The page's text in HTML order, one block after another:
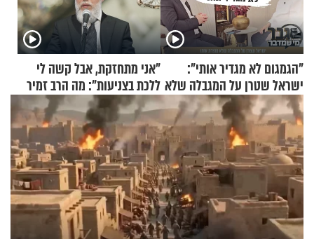
"הגמגום לא מגדיר אותי":
ישראל שטרן על המגבלה שלא
עוצרת אותו
"אני מתחזקת, אבל קשה לי
ללכת בצניעות": מה הרב זמיר
כהן המליץ לה לעשות?